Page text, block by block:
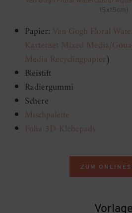
15x15cm)
Papier: Van Gogh Floral
Kartenset Mixed Media/
Media Recyclingpapier)
Bleistift
Radiergummi
Schere
Mischpalette
Folia 3D-Klebepads
ZUM
Vorlage